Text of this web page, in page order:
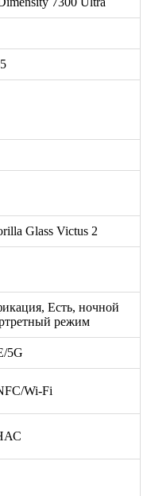
Glass Victus 2
Есть, ночной
режим
5G
Wi-Fi